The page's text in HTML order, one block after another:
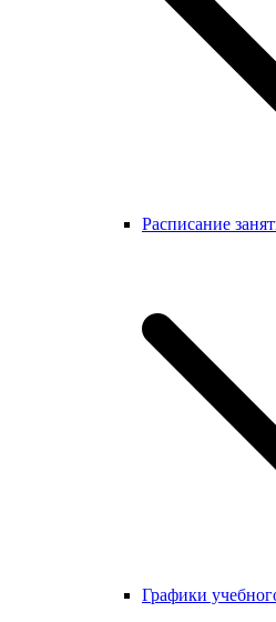
Расписание
Графики